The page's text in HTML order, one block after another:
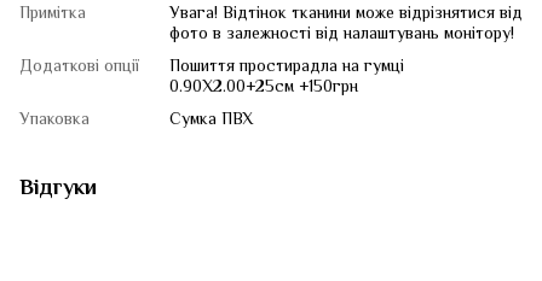
Примітка
Увага! Відтінок тканини може відрізнятися від
фото в залежності від налаштувань монітору!
Додаткові опції
Пошиття простирадла на гумці
0.90Х2.00+25см +150грн
Упаковка
Сумка ПВХ
Відгуки